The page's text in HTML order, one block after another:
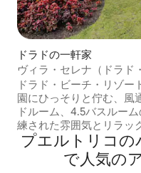
ドラドの一軒家
ヴィラ・セレナ（ドラド
ート＆クラブ）
ドラド・ビーチ・リゾー
園にひっそりと佇む、風
ドルーム、4.5バスルー
練された雰囲気とリラッ
を兼ね備えています。オ
トのレイアウトは、プー
ンジにつながっており、
プエルトリコ
で人気の